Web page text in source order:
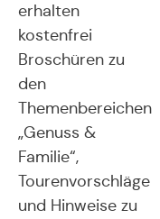
erhalten
kostenfrei
Broschüren zu
den
Themenbereichen
„Genuss &
Familie“,
Tourenvorschläge
und Hinweise zu